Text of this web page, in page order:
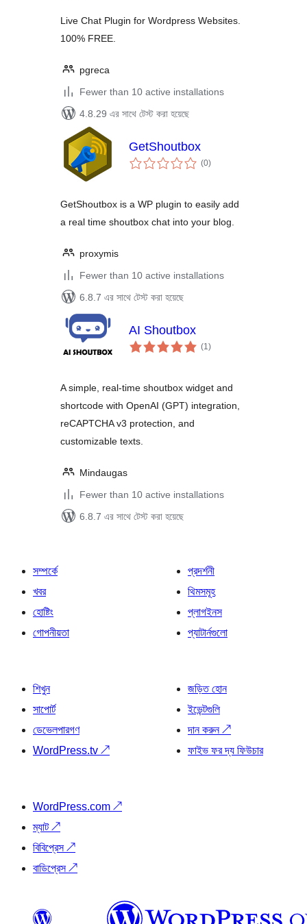
Live Chat Plugin for Wordpress Websites.
100% FREE.
pgreca
Fewer than 10 active installations
4.8.29 এর সাথে টেস্ট করা হয়েছে
GetShoutbox
(0total
ratings
)
GetShoutbox is a WP plugin to easily add
a real time shoutbox chat into your blog.
proxymis
Fewer than 10 active installations
6.8.7 এর সাথে টেস্ট করা হয়েছে
AI Shoutbox
(1total
ratings
)
A simple, real-time shoutbox widget and
shortcode with OpenAI (GPT) integration,
reCAPTCHA v3 protection, and
customizable texts.
Mindaugas
Fewer than 10 active installations
6.8.7 এর সাথে টেস্ট করা হয়েছে
সম্পর্কে
খবর
হোষ্টিং
গোপনীয়তা
প্রদর্শনী
থিমসমূহ
প্লাগইনস
প্যাটার্নগুলো
শিখুন
সাপোর্ট
ডেভেলপারগণ
WordPress.tv ↗
জড়িত হোন
ইভেন্টগুলি
দান করুন↗
ফাইভ ফর দ্য ফিউচার
WordPress.com ↗
ম্যাট↗
বিবিপ্রেস↗
বাডিপ্রেস↗